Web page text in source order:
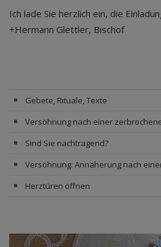
Ich lade Sie herzlich ein, die
+Hermann Glettler, Bischof
Gebete, Rituale, Texte
Versöhnung nach einer
Sind Sie nachtragend?
Versöhnung: Annäherung nach
Herztüren öffnen